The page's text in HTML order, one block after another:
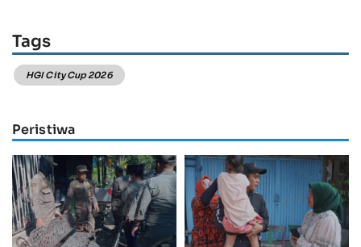
Tags
HGI City Cup 2026
Peristiwa